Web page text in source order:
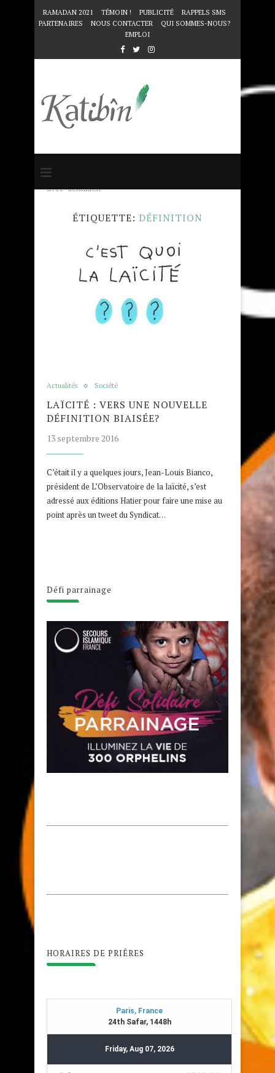
RAMADAN 2021 TÉMOIN ! PUBLICITÉ
RAPPELS SMS
PARTENAIRES
NOUS CONTACTER
QUI SOMMES-NOUS?
EMPLOI
Accueil
avec "définition"
ÉTIQUETTE: DÉFINITION
Actualités Société
LAÏCITÉ : VERS UNE NOUVELLE
DÉFINITION BIAISÉE?
13 septembre 2016
C’était il y a quelques jours, Jean-Louis Bianco,
président de L’Observatoire de la laïcité, s’est
adressé aux éditions Hatier pour faire une mise au
point après un tweet du Syndicat…
Défi parrainage
HORAIRES DE PRIÊRES